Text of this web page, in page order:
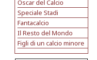
Oscar del Calcio
Speciale Stadi
Fantacalcio
Il Resto del Mondo
Figli di un calcio minore